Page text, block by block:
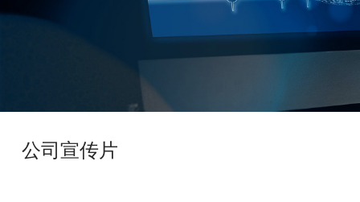
公司宣传片